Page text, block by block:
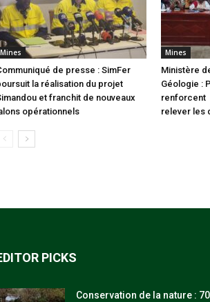
Mines
de presse : SimFer
la réalisation du projet
et franchit de nouveaux
opérationnels
Mines
Ministère
Géologie :
renforcent
relever les
PICKS
Conservation de la nature : 70